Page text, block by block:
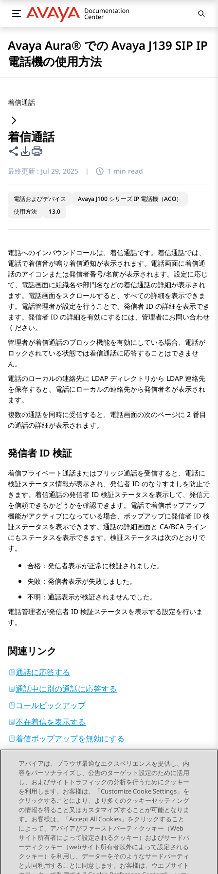
Avaya Aura® での Avaya J139 SIP IP
電話機の使用方法
着信通話
着信通話
このページを共有
PDFエクスポートオプション
最終更新 : Jul 29, 2025 | 1 min read
電話およびデバイス
Avaya J100 シリーズ IP 電話機（ACO）
使用方法
13.0
電話へのインバウンドコールは、着信通話です。着信通話では、
電話で着信音が鳴り着信通知が表示されます。電話画面に着信通
話のアイコンまたは発信者番号/名前が表示されます。設定に応じ
て、電話画面に組織名や部門名などの着信通話の詳細が表示され
ます。電話画面をスクロールすると、すべての詳細を表示できま
す。電話管理者が設定を行うことで、発信者 ID の詳細を表示でき
ます。発信者 ID の詳細を有効にするには、管理者にお問い合わせ
ください。
管理者が着信通話のブロック機能を有効にしている場合、電話が
ロックされている状態では着信通話に応答することはできませ
ん。
電話のローカルの連絡先に LDAP ディレクトリから LDAP 連絡先
を保存すると、電話にローカルの連絡先から発信者名が表示され
ます。
複数の通話を同時に受信すると、電話画面の次のページに 2 番目
の通話の詳細が表示されます。
発信者 ID 検証
着信プライベート通話またはブリッジ通話を受信すると、電話に
検証ステータス情報が表示され、発信者 ID のなりすましを防止で
きます。着信通話の発信者 ID 検証ステータスを表示して、発信元
を信頼できるかどうかを確認できます。電話で着信ポップアップ
機能がアクティブになっている場合、ポップアップに発信者 ID 検
証ステータスを表示できます。 通話の詳細画面と CA/BCA ライン
にもステータスを表示できます。検証ステータスは次のとおりで
す。
合格：発信者表示が正常に検証されました。
失敗：発信者表示が失敗しました。
不明：通話表示が検証されませんでした。
電話管理者が発信者 ID 検証ステータスを表示する設定を行いま
す。
関連リンク
通話に応答する
通話中に別の通話に応答する
コールピックアップ
不在着信を表示する
着信ポップアップを無効にする
通話を拒否する
Send Feedback
アバイアは、ブラウザ最適なエクスペリエンスを提供し、内
容をパーソナライズし、公告のターゲット設定のために活用
し、およびサイトトラフィックの分析を行うためにクッキー
を利用します。お客様は、「Customize Cooke Settings」を
クリックすることにより、より多くのクッキーセッティング
の情報を得ること又はカスタマイズすることが可能となりま
す。お客様は、「Accept All Cookies」をクリックすること
によって、アバイアがファーストパーティクッキー（Web
サイト所有者によって設定されるクッキー）およびサードパ
ーティクッキー（webサイト所有者以外によって設定される
クッキー）を利用し、データーをそのようなサードパーティ
と共同利用することに同意します。お客様は、ウエブサイト